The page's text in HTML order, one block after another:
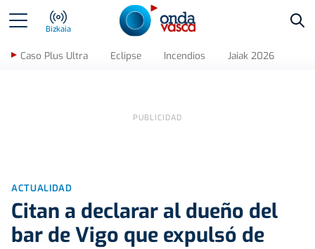
Bizkaia
Caso Plus Ultra Eclipse Incendios Jaiak 2026
ACTUALIDAD
Citan a declarar al dueño del
bar de Vigo que expulsó de